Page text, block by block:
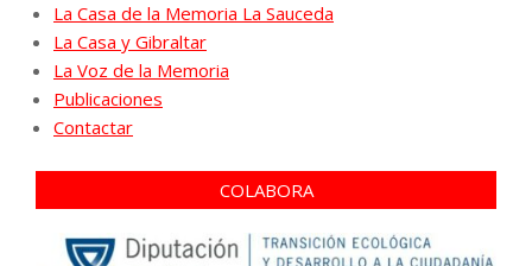
La Casa de la Memoria La Sauceda
La Casa y Gibraltar
La Voz de la Memoria
Publicaciones
Contactar
COLABORA